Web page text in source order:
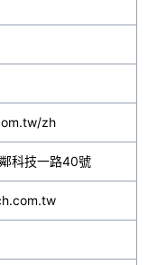
zh
科技一路40號